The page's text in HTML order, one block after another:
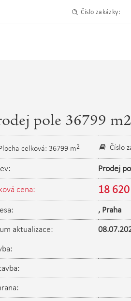
Číslo zakázky:
pole 36799
celková: 36799 m2 Číslo
Prodej
cena:
18
, Praha
aktualizace: